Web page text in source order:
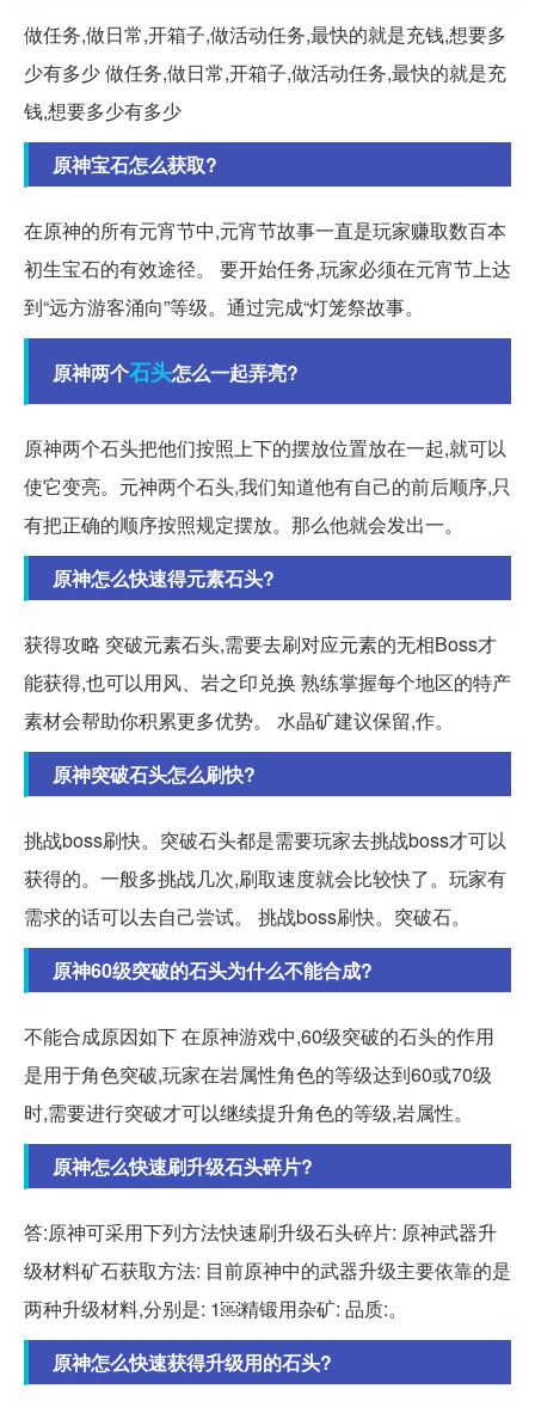
做任务,做日常,开箱子,做活动任务,最快的就是充钱,想要多
少有多少 做任务,做日常,开箱子,做活动任务,最快的就是充
钱,想要多少有多少
原神宝石怎么获取?
在原神的所有元宵节中,元宵节故事一直是玩家赚取数百本
初生宝石的有效途径。 要开始任务,玩家必须在元宵节上达
到“远方游客涌向”等级。通过完成“灯笼祭故事。
原神两个石头怎么一起弄亮?
原神两个石头把他们按照上下的摆放位置放在一起,就可以
使它变亮。元神两个石头,我们知道他有自己的前后顺序,只
有把正确的顺序按照规定摆放。那么他就会发出一。
原神怎么快速得元素石头?
获得攻略 突破元素石头,需要去刷对应元素的无相Boss才
能获得,也可以用风、岩之印兑换 熟练掌握每个地区的特产
素材会帮助你积累更多优势。 水晶矿建议保留,作。
原神突破石头怎么刷快?
挑战boss刷快。突破石头都是需要玩家去挑战boss才可以
获得的。一般多挑战几次,刷取速度就会比较快了。玩家有
需求的话可以去自己尝试。 挑战boss刷快。突破石。
原神60级突破的石头为什么不能合成?
不能合成原因如下 在原神游戏中,60级突破的石头的作用
是用于角色突破,玩家在岩属性角色的等级达到60或70级
时,需要进行突破才可以继续提升角色的等级,岩属性。
原神怎么快速刷升级石头碎片?
答:原神可采用下列方法快速刷升级石头碎片: 原神武器升
级材料矿石获取方法: 目前原神中的武器升级主要依靠的是
两种升级材料,分别是: 1￼精锻用杂矿: 品质:。
原神怎么快速获得升级用的石头?